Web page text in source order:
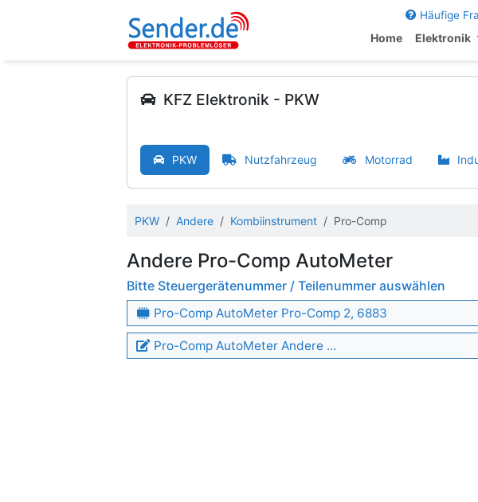
Häufige
Home Elektronik
KFZ Elektronik - PKW
PKW Nutzfahrzeug Motorrad
PKW Andere Kombiinstrument Pro-Comp
Andere Pro-Comp AutoMeter
Bitte Steuergerätenummer / Teilenummer auswählen
Pro-Comp AutoMeter Pro-Comp 2, 6883
Pro-Comp AutoMeter Andere ...